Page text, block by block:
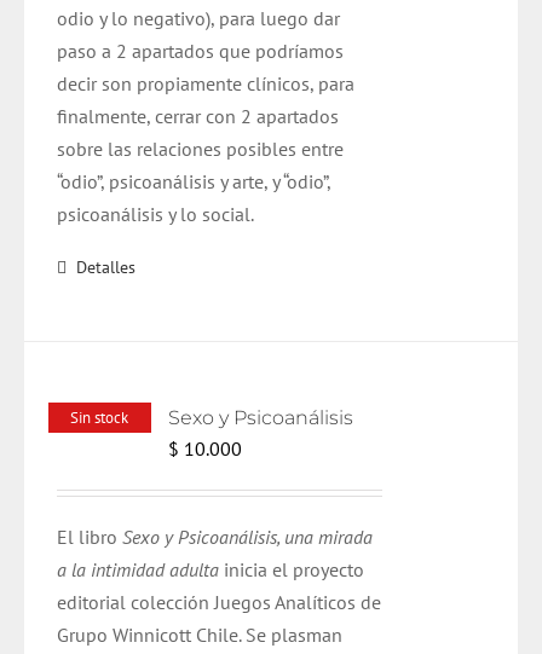
odio y lo negativo), para luego dar
paso a 2 apartados que podríamos
decir son propiamente clínicos, para
finalmente, cerrar con 2 apartados
sobre las relaciones posibles entre
“odio”, psicoanálisis y arte, y “odio”,
psicoanálisis y lo social.
Detalles
Sin stock Sexo y Psicoanálisis
$ 10.000
El libroSexo y Psicoanálisis, una mirada
a la intimidad adulta inicia el proyecto
editorial colección Juegos Analíticos de
Grupo Winnicott Chile. Se plasman